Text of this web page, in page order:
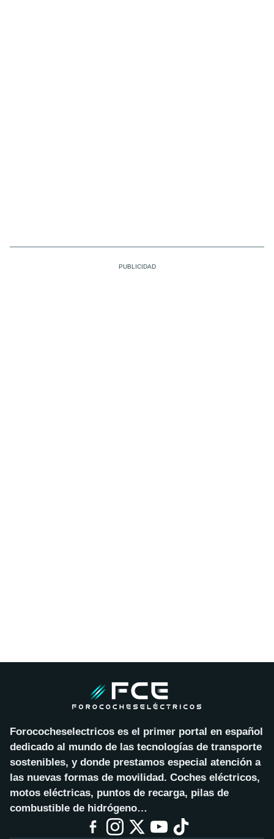
Forococheselectricos es el primer portal en español
dedicado al mundo de las tecnologías de transporte
sostenibles, y donde prestamos especial atención a
las nuevas formas de movilidad. Coches eléctricos,
motos eléctricas, puntos de recarga, pilas de
combustible de hidrógeno…